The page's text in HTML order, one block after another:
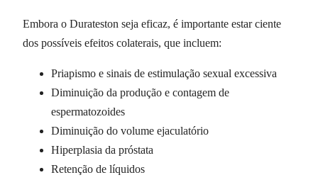
Embora o Durateston seja eficaz, é importante estar ciente
dos possíveis efeitos colaterais, que incluem:
Priapismo e sinais de estimulação sexual excessiva
Diminuição da produção e contagem de
espermatozoides
Diminuição do volume ejaculatório
Hiperplasia da próstata
Retenção de líquidos